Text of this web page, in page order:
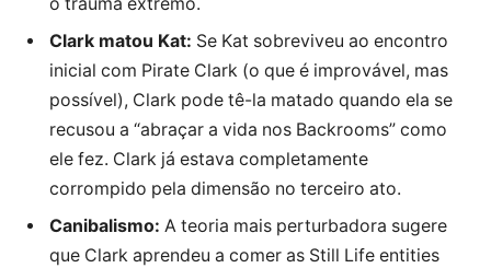
Clark matou Kat: Se Kat sobreviveu ao encontro
inicial com Pirate Clark (o que é improvável, mas
possível), Clark pode tê-la matado quando ela se
recusou a “abraçar a vida nos Backrooms” como
ele fez. Clark já estava completamente
corrompido pela dimensão no terceiro ato.
Canibalismo: A teoria mais perturbadora sugere
que Clark aprendeu a comer as Still Life entities